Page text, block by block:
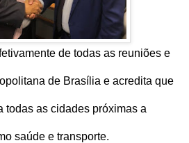
de todas as reuniões e
de Brasília e acredita que
todas as cidades próximas a
saúde e transporte.